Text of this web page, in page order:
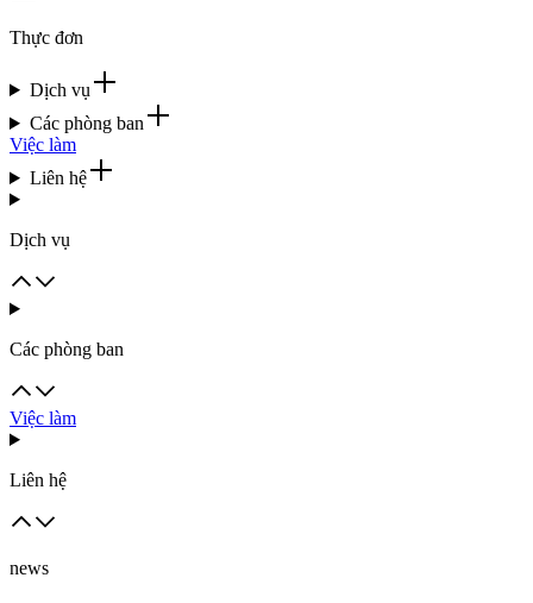
Thực đơn
Dịch vụ
Các phòng ban
Việc làm
Liên hệ
Dịch vụ
Các phòng ban
Việc làm
Liên hệ
news